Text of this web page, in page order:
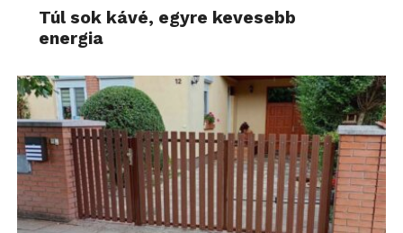
Túl sok kávé, egyre kevesebb
energia